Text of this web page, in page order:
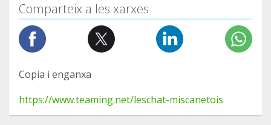
Comparteix a les xarxes
Copia i enganxa
https://www.teaming.net/leschat-miscanetois